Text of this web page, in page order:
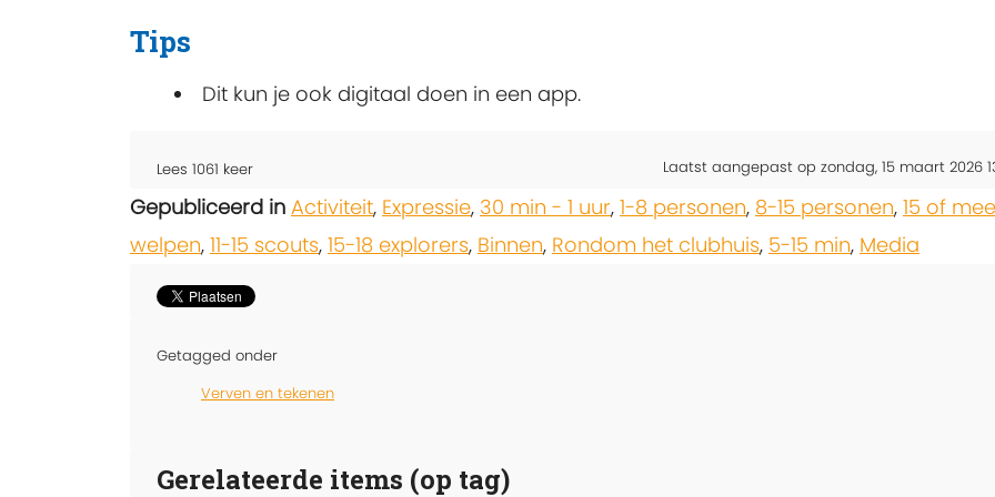
Tips
Dit kun je ook digitaal doen in een app.
Lees 1061 keer Laatst aangepast op zondag, 15 maart 2026
Gepubliceerd in Activiteit, Expressie, 30 min - 1 uur, 1-8 personen, 8-15 personen, 15 of
welpen, 11-15 scouts, 15-18 explorers, Binnen, Rondom het clubhuis, 5-15 min, Media
Getagged onder
Verven en tekenen
Gerelateerde items (op tag)